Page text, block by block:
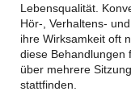
Lebensqualität.
Hör-, Verhaltens-
ihre Wirksamkeit oft
diese Behandlungen
über mehrere
stattfinden.